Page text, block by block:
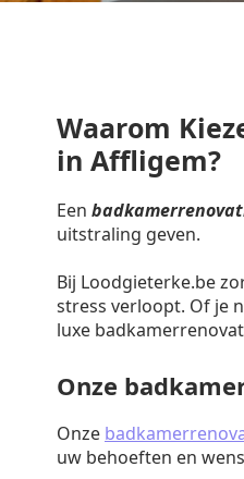
Waarom
in Affligem?
Een
uitstraling geven.
Bij Loodgieterke.be
stress verloopt. Of je
luxe
Onze
Onze
uw behoeften en